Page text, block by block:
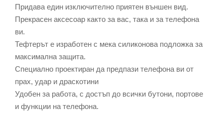
Придава един изключително приятен външен вид.
Прекрасен аксесоар както за вас, така и за телефона
ви.
Тефтерът е изработен с мека силиконова подложка за
максимална защита.
Специално проектиран да предпази телефона ви от
прах, удар и драскотини
Удобен за работа, с достъп до всички бутони, портове
и функции на телефона.